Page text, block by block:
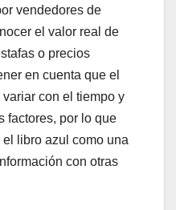
vendedores de
el valor real de
o precios
en cuenta que el
con el tiempo y
factores, por lo que
libro azul como una
con otras